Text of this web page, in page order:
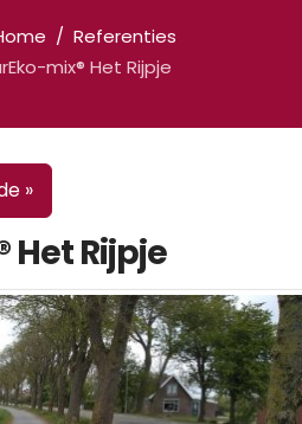
Referenties
mix® Het Rijpje
»
Het Rijpje